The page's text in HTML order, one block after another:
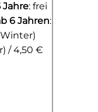
Jahre: frei
6 Jahren:
/ 4,50 €